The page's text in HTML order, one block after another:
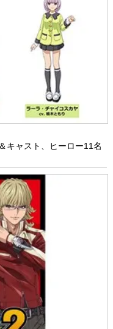
キャスト、ヒーロー11名